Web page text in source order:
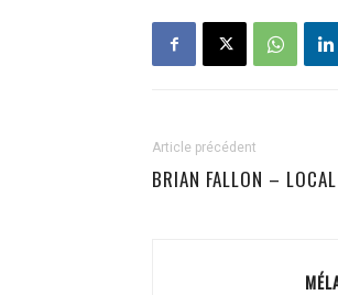
Article précédent
BRIAN FALLON –